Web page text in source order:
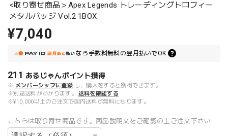
<取り寄せ商品＞Apex Legends トレーディングトロフィー
メタルバッジ Vol.2 1BOX
¥7,040
なら 手数料無料の翌月払いでOK
211 あるじゃんポイント獲得
※ メンバーシップに登録 し、購入をすると獲得できます。
※別途送料がかかります。
送料を確認する
※¥10,000以上のご注文で国内送料が無料になります。
こちらは取り寄せ商品です。商品説明文をご確認の上ご注文下さい